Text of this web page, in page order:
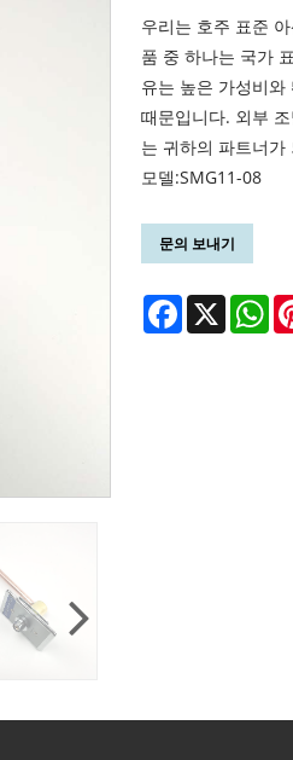
우리는 호주 표준
품 중 하나는 국가
유는 높은 가성비
때문입니다. 외부
는 귀하의 파트너
모델:SMG11-08
문의 보내기
Facebook
X